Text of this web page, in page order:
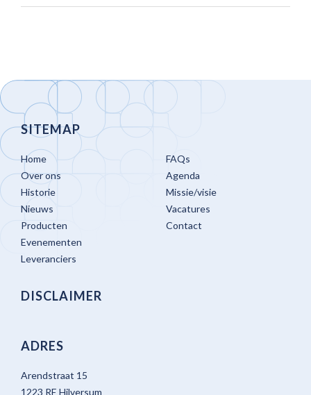
SITEMAP
Home
Over ons
Historie
Nieuws
Producten
Evenementen
Leveranciers
FAQs
Agenda
Missie/visie
Vacatures
Contact
DISCLAIMER
ADRES
Arendstraat 15
1223 RE Hilversum